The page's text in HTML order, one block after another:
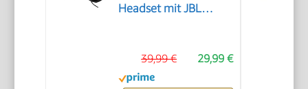
Headset mit JBL
Klinke, Multi-
Plattform-
29,99 €
39,99 €